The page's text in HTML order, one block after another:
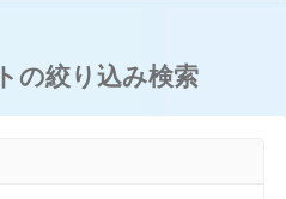
の絞り込み検索